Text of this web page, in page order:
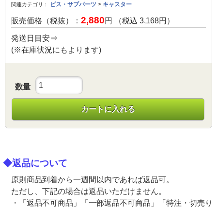
関連カテゴリ： ビス・サブパーツ > キャスター
販売価格（税抜）： 2,880円 （税込 3,168円）
発送日目安⇒
(※在庫状況にもよります)
数量
カートに入れる
◆返品について
原則商品到着から一週間以内であれば返品可。
ただし、下記の場合は返品いただけません。
・「返品不可商品」「一部返品不可商品」「特注・切売り